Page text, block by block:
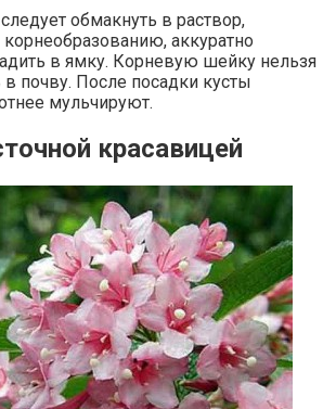
обмакнуть в раствор,
аккуратно
в ямку. Корневую шейку нельзя
в почву. После посадки кусты
мульчируют.
красавицей